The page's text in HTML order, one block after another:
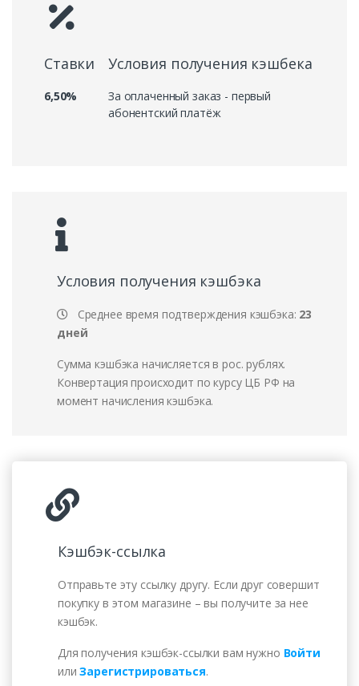
Ставки Условия получения кэшбека
6,50%
За оплаченный заказ - первый
абонентский платёж
Условия получения кэшбэка
Среднее время подтверждения кэшбэка: 23
дней
Сумма кэшбэка начисляется в рос. рублях.
Конвертация происходит по курсу ЦБ РФ на
момент начисления кэшбэка.
Кэшбэк-ссылка
Отправьте эту ссылку другу. Если друг совершит
покупку в этом магазине – вы получите за нее
кэшбэк.
Для получения кэшбэк-ссылки вам нужно Войти
илиЗарегистрироваться.